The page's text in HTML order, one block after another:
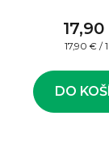
17,90 € /
DO